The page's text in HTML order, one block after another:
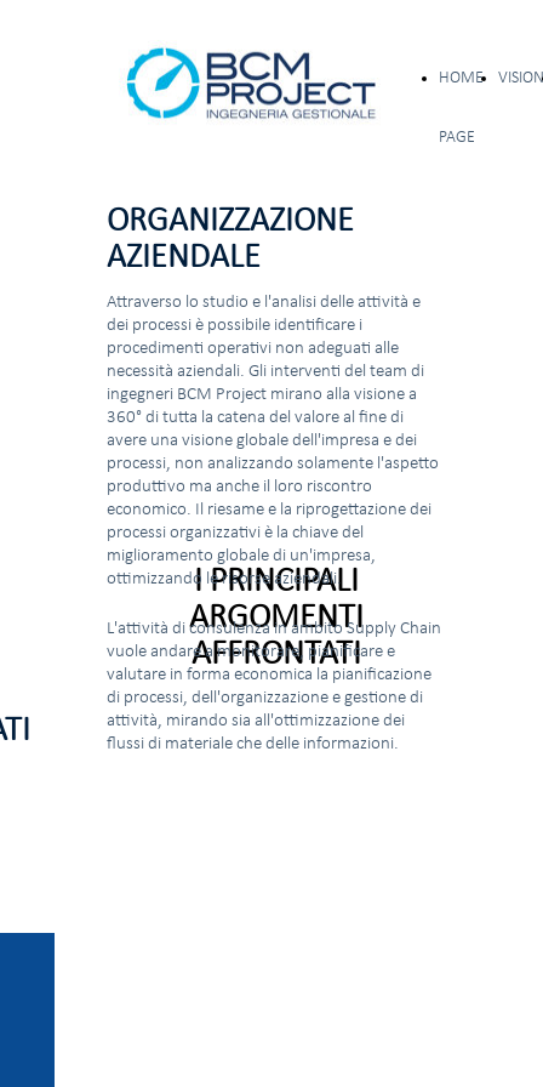
HOME
PAGE
VISION
ORGANIZZAZIONE
AZIENDALE
Attraverso lo studio e l'analisi delle attività e
dei processi è possibile identificare i
procedimenti operativi non adeguati alle
necessità aziendali. Gli interventi del team di
ingegneri BCM Project mirano alla visione a
360° di tutta la catena del valore al fine di
avere una visione globale dell'impresa e dei
processi, non analizzando solamente l'aspetto
produttivo ma anche il loro riscontro
economico. Il riesame e la riprogettazione dei
processi organizzativi è la chiave del
miglioramento globale di un'impresa,
ottimizzando le risorse aziendali.
L'attività di consulenza in ambito Supply Chain
vuole andare a monitorare, pianificare e
valutare in forma economica la pianificazione
di processi, dell'organizzazione e gestione di
attività, mirando sia all'ottimizzazione dei
flussi di materiale che delle informazioni.
I PRINCIPALI
ARGOMENTI
AFFRONTATI